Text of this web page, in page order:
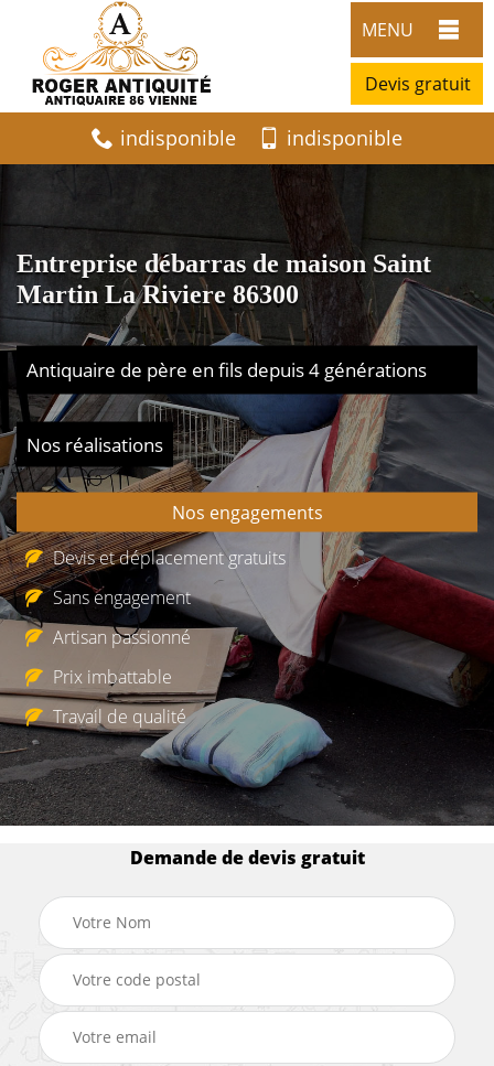
MENU
Devis gratuit
indisponible indisponible
Entreprise débarras de maison Saint
Martin La Riviere 86300
Antiquaire de père en fils depuis 4 générations
Nos réalisations
Nos engagements
Devis et déplacement gratuits
Sans engagement
Artisan passionné
Prix imbattable
Travail de qualité
Demande de devis gratuit